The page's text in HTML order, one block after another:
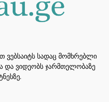
ვებსაიტს სადაც მომხრებლი
და ვიდეობს ჯარმთელობაზე